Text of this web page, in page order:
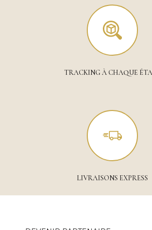
TRACKING À CHAQUE
LIVRAISONS EXPRESS